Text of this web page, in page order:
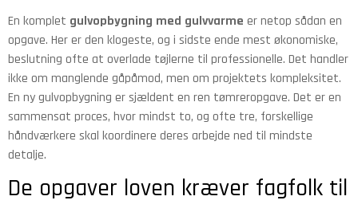
En komplet gulvopbygning med gulvvarme er netop sådan en
opgave. Her er den klogeste, og i sidste ende mest økonomiske,
beslutning ofte at overlade tøjlerne til professionelle. Det handler
ikke om manglende gåpåmod, men om projektets kompleksitet.
En ny gulvopbygning er sjældent en ren tømreropgave. Det er en
sammensat proces, hvor mindst to, og ofte tre, forskellige
håndværkere skal koordinere deres arbejde ned til mindste
detalje.
De opgaver loven kræver fagfolk til